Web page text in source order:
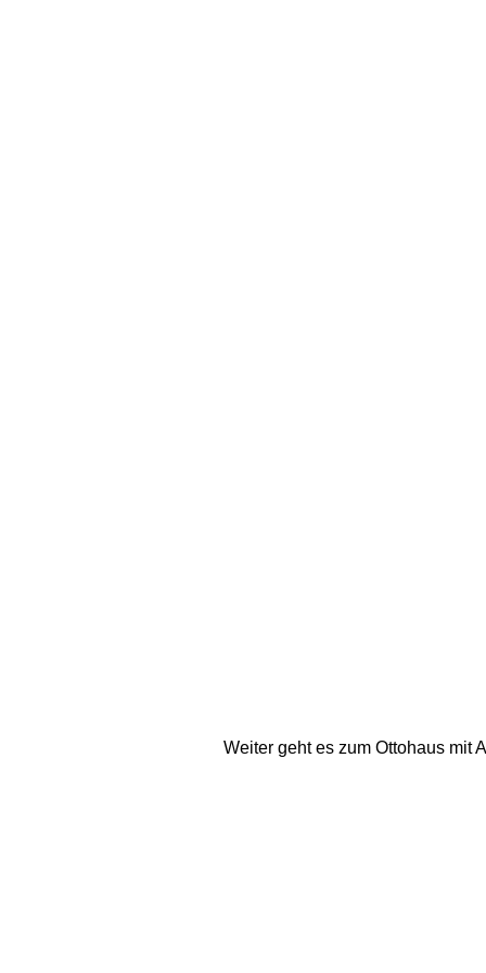
Weiter geht es zum Ottohaus mit